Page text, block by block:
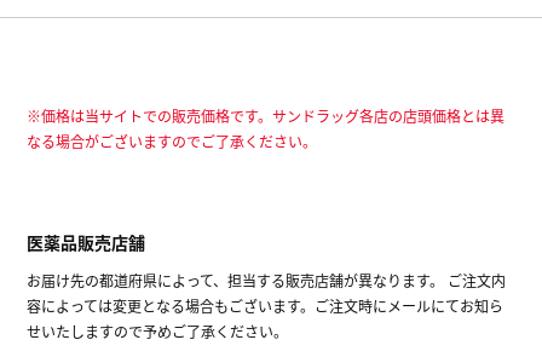
※価格は当サイトでの販売価格です。サンドラッグ各店の店頭価格とは異
なる場合がございますのでご了承ください。
医薬品販売店舗
お届け先の都道府県によって、担当する販売店舗が異なります。 ご注文内
容によっては変更となる場合もございます。ご注文時にメールにてお知ら
せいたしますので予めご了承ください。